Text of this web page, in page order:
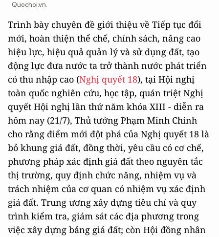
Quochoi.vn.
Trình bày chuyên đề giới thiệu về Tiếp tục đổi
mới, hoàn thiện thể chế, chính sách, nâng cao
hiệu lực, hiệu quả quản lý và sử dụng đất, tạo
động lực đưa nước ta trở thành nước phát triển
có thu nhập cao (Nghị quyết 18), tại Hội nghị
toàn quốc nghiên cứu, học tập, quán triệt Nghị
quyết Hội nghị lần thứ năm khóa XIII - diễn ra
hôm nay (21/7), Thủ tướng Phạm Minh Chính
cho rằng điểm mới đột phá của Nghị quyết 18 là
bỏ khung giá đất, đồng thời, yêu cầu có cơ chế,
phương pháp xác định giá đất theo nguyên tắc
thị trường, quy định chức năng, nhiệm vụ và
trách nhiệm của cơ quan có nhiệm vụ xác định
giá đất. Trung ương xây dựng tiêu chí và quy
trình kiểm tra, giám sát các địa phương trong
việc xây dựng bảng giá đất; còn Hội đồng nhân